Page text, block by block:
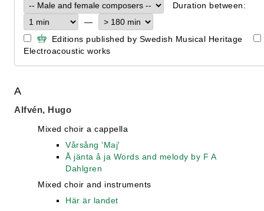
Duration between:
—
Editions published by Swedish Musical Heritage
Electroacoustic works
A
Alfvén, Hugo
Mixed choir a cappella
Vårsång 'Maj'
Å jänta å ja Words and melody by F A
Dahlgren
Mixed choir and instruments
Här är landet